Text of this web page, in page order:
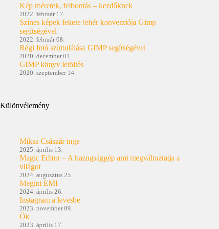
Kép méretek, felbontás – kezdőknek
2022. február 17.
Színes képek fekete fehér konverziója Gimp
segítségével
2022. február 08.
Régi fotó szimulálása GIMP segítségével
2020. december 01.
GIMP könyv letöltés
2020. szeptember 14.
Különvélemény
Miksa Császár inge
2025. április 13.
Magic Editor – A hazugsággép ami megváltoztatja a
világot
2024. augusztus 25.
Megint EMI
2024. április 26.
Instagram a levesbe
2023. november 09.
Ők
2023. április 17.